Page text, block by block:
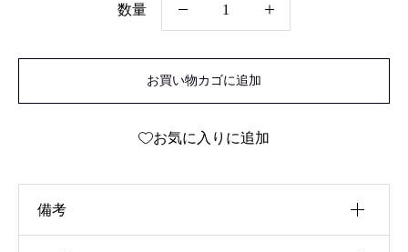
数量
人
仕
お買い物カゴに追加
お気に入りに追加
備考